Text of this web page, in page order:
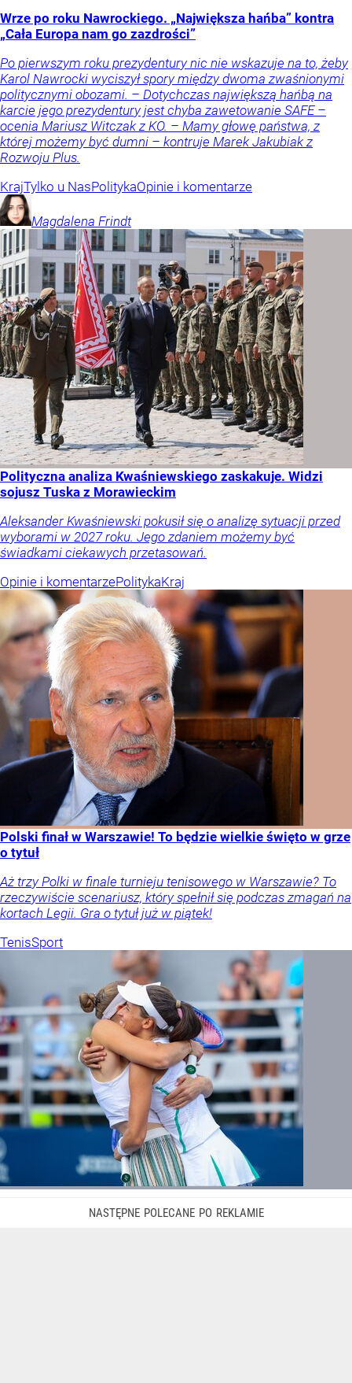
Wrze po roku Nawrockiego. „Największa hańba” kontra
„Cała Europa nam go zazdrości”
Po pierwszym roku prezydentury nic nie wskazuje na to, żeby
Karol Nawrocki wyciszył spory między dwoma zwaśnionymi
politycznymi obozami. – Dotychczas największą hańbą na
karcie jego prezydentury jest chyba zawetowanie SAFE –
ocenia Mariusz Witczak z KO. – Mamy głowę państwa, z
której możemy być dumni – kontruje Marek Jakubiak z
Rozwoju Plus.
KrajTylko u NasPolitykaOpinie i komentarze
Magdalena Frindt
Polityczna analiza Kwaśniewskiego zaskakuje. Widzi
sojusz Tuska z Morawieckim
Aleksander Kwaśniewski pokusił się o analizę sytuacji przed
wyborami w 2027 roku. Jego zdaniem możemy być
świadkami ciekawych przetasowań.
Opinie i komentarzePolitykaKraj
Polski finał w Warszawie! To będzie wielkie święto w grze
o tytuł
Aż trzy Polki w finale turnieju tenisowego w Warszawie? To
rzeczywiście scenariusz, który spełnił się podczas zmagań na
kortach Legii. Gra o tytuł już w piątek!
TenisSport